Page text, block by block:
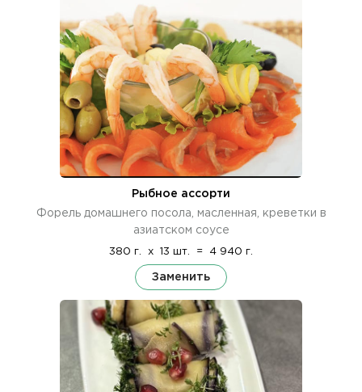
Рыбное ассорти
Форель домашнего посола, масленная, креветки в
азиатском соусе
380 г. x 13 шт. = 4 940 г.
Заменить